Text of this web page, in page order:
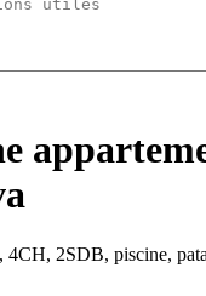
2SDB, piscine,